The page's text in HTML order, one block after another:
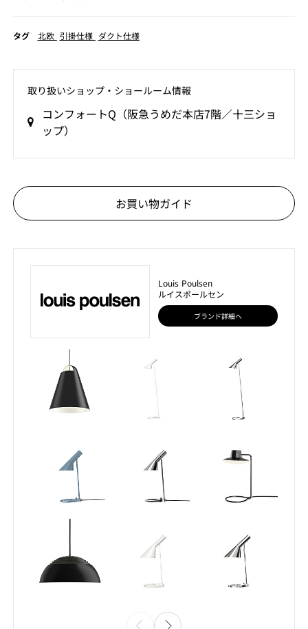
タグ 北欧 引掛仕様 ダクト仕様
取り扱いショップ‧ショールーム情報
コンフォートQ（阪急うめだ本店7階／十三ショ
ップ）
お買い物ガイド
Louis Poulsen
ルイスポールセン
ブランド詳細へ